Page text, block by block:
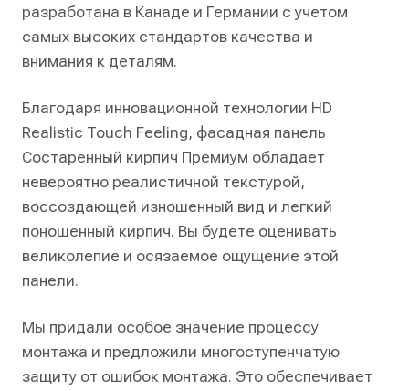
разработана в Канаде и Германии с учетом
самых высоких стандартов качества и
внимания к деталям.
Благодаря инновационной технологии HD
Realistic Touch Feeling, фасадная панель
Состаренный кирпич Премиум обладает
невероятно реалистичной текстурой,
воссоздающей изношенный вид и легкий
поношенный кирпич. Вы будете оценивать
великолепие и осязаемое ощущение этой
панели.
Мы придали особое значение процессу
монтажа и предложили многоступенчатую
защиту от ошибок монтажа. Это обеспечивает